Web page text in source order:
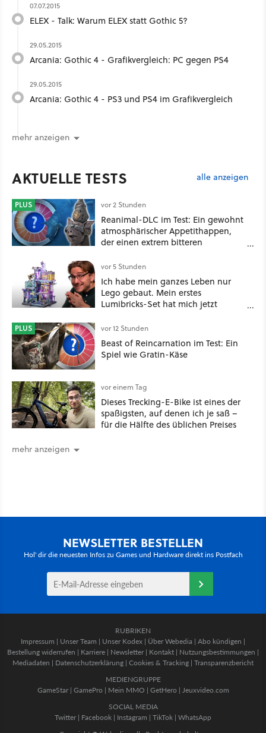
07.07.2015
ELEX - Talk: Warum ELEX statt Gothic 5?
29.05.2015
Arcania: Gothic 4 - Grafikvergleich: PC gegen PS4
29.05.2015
Arcania: Gothic 4 - PS3 und PS4 im Grafikvergleich
mehr anzeigen
AKTUELLE TESTS alle anzeigen
PLUS vor 2 Stunden
Reanimal-DLC im Test: Ein gewohnt
atmosphärischer Appetithappen,
der einen extrem bitteren
vor 5 Stunden
Ich habe mein ganzes Leben nur
Lego gebaut. Mein erstes
Lumibricks-Set hat mich jetzt
Stack im Test
PLUS vor 12 Stunden
Beast of Reincarnation im Test: Ein
Spiel wie Gratin-Käse
vor einem Tag
Dieses Trecking-E-Bike ist eines der
spaßigsten, auf denen ich je saß –
für die Hälfte des üblichen Preises
mehr anzeigen
NEWSLETTER BESTELLEN
Hol' dir die neuesten Infos zu Games und Hardware direkt ins Postfach
RUBRIKEN
Impressum | Unser Team | Unser Kodex | Über Webedia | Abo kündigen |
Bestellung widerrufen | Karriere | Newsletter | Kontakt | Nutzungsbestimmungen |
Mediadaten | Datenschutzerklärung | Cookies & Tracking | Transparenzbericht
MEDIENGRUPPE
GameStar| GamePro | Mein MMO | GetHero | Jeuxvideo.com
SOCIAL MEDIA
Twitter | Facebook | Instagram | TikTok | WhatsApp